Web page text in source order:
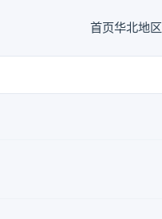
首页华北地区